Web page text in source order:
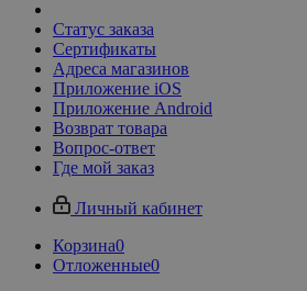
Статус заказа
Сертификаты
Адреса магазинов
Приложение iOS
Приложение Android
Возврат товара
Вопрос-ответ
Где мой заказ
Личный кабинет
Корзина0
Отложенные0